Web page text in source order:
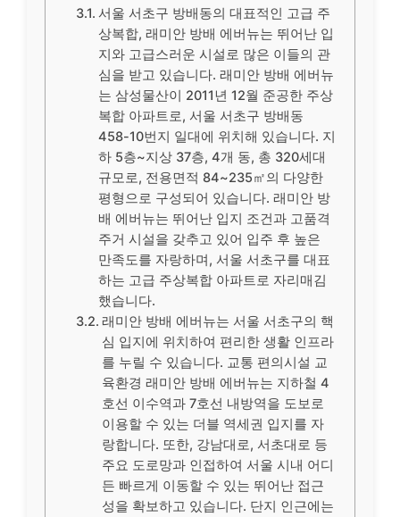
서울 서초구 방배동의 대표적인 고급 주
상복합, 래미안 방배 에버뉴는 뛰어난 입
지와 고급스러운 시설로 많은 이들의 관
심을 받고 있습니다. 래미안 방배 에버뉴
는 삼성물산이 2011년 12월 준공한 주상
복합 아파트로, 서울 서초구 방배동
458-10번지 일대에 위치해 있습니다. 지
하 5층~지상 37층, 4개 동, 총 320세대
규모로, 전용면적 84~235㎡의 다양한
평형으로 구성되어 있습니다. 래미안 방
배 에버뉴는 뛰어난 입지 조건과 고품격
주거 시설을 갖추고 있어 입주 후 높은
만족도를 자랑하며, 서울 서초구를 대표
하는 고급 주상복합 아파트로 자리매김
했습니다.
래미안 방배 에버뉴는 서울 서초구의 핵
심 입지에 위치하여 편리한 생활 인프라
를 누릴 수 있습니다. 교통 편의시설 교
육환경 래미안 방배 에버뉴는 지하철 4
호선 이수역과 7호선 내방역을 도보로
이용할 수 있는 더블 역세권 입지를 자
랑합니다. 또한, 강남대로, 서초대로 등
주요 도로망과 인접하여 서울 시내 어디
든 빠르게 이동할 수 있는 뛰어난 접근
성을 확보하고 있습니다. 단지 인근에는